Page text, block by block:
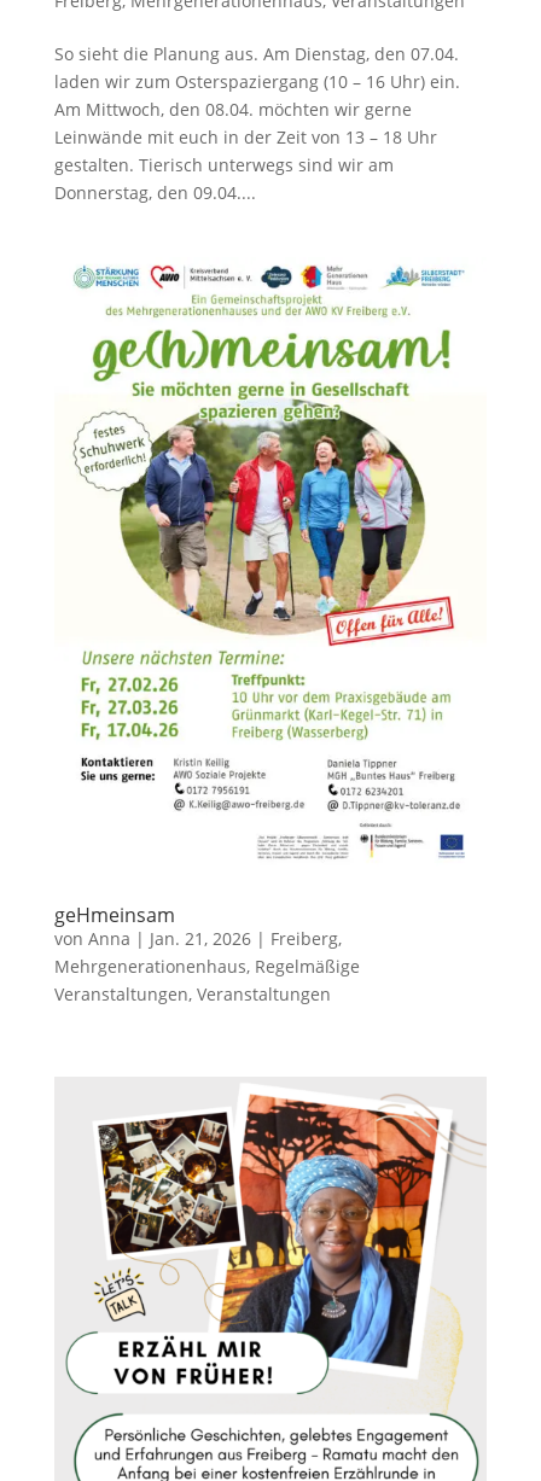
So sieht die Planung aus. Am Dienstag, den 07.04.
laden wir zum Osterspaziergang (10 – 16 Uhr) ein.
Am Mittwoch, den 08.04. möchten wir gerne
Leinwände mit euch in der Zeit von 13 – 18 Uhr
gestalten. Tierisch unterwegs sind wir am
Donnerstag, den 09.04....
geHmeinsam
von Anna | Jan. 21, 2026| Freiberg,
Mehrgenerationenhaus, Regelmäßige
Veranstaltungen, Veranstaltungen